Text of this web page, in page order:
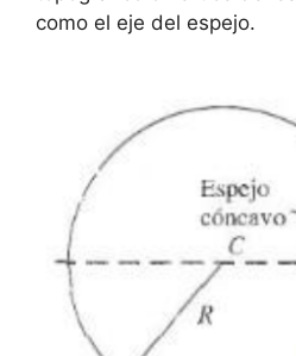
como el eje del espejo.